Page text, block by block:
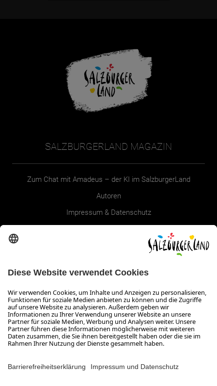
SALZBURGERLAND MAGAZIN
Zum Chat mit Amadeus – der KI im SalzburgerLand
Autoren
Impressum & Datenschutz
SALZBURGERLAND
Infos zum Urlaub im SalzburgerLand
Veranstaltungen im SalzburgerLand
Aktuelle Urlaubsangebote
Newsroom
Presse